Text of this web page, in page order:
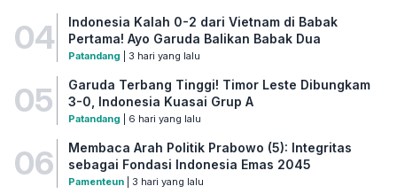
04
Indonesia Kalah 0-2 dari Vietnam di Babak
Pertama! Ayo Garuda Balikan Babak Dua
Patandang | 3 hari yang lalu
05
Garuda Terbang Tinggi! Timor Leste Dibungkam
3-0, Indonesia Kuasai Grup A
Patandang | 6 hari yang lalu
06
Membaca Arah Politik Prabowo (5): Integritas
sebagai Fondasi Indonesia Emas 2045
Pamenteun| 3 hari yang lalu